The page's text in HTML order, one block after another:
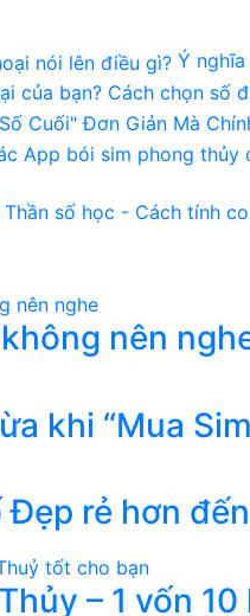
Ý
nên
khi “Mua
rẻ hơn
– 1 vốn 10